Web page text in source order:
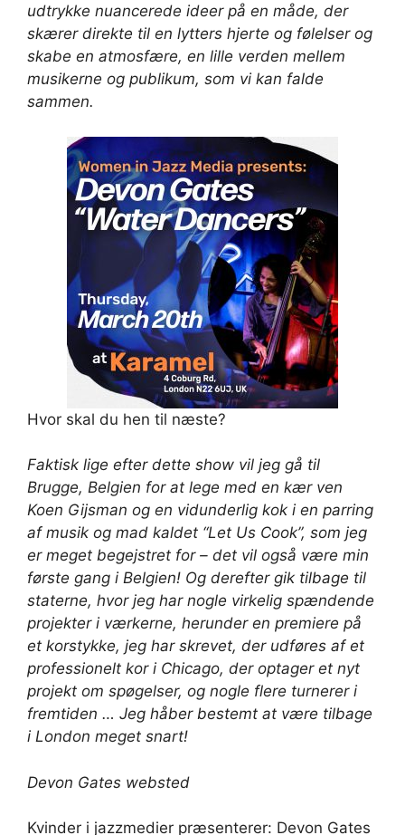
udtrykke nuancerede ideer på en måde, der
skærer direkte til en lytters hjerte og følelser og
skabe en atmosfære, en lille verden mellem
musikerne og publikum, som vi kan falde
sammen.
Hvor skal du hen til næste?
Faktisk lige efter dette show vil jeg gå til
Brugge, Belgien for at lege med en kær ven
Koen Gijsman og en vidunderlig kok i en parring
af musik og mad kaldet “Let Us Cook”, som jeg
er meget begejstret for – det vil også være min
første gang i Belgien! Og derefter gik tilbage til
staterne, hvor jeg har nogle virkelig spændende
projekter i værkerne, herunder en premiere på
et korstykke, jeg har skrevet, der udføres af et
professionelt kor i Chicago, der optager et nyt
projekt om spøgelser, og nogle flere turnerer i
fremtiden … Jeg håber bestemt at være tilbage
i London meget snart!
Devon Gates websted
Kvinder i jazzmedier præsenterer: Devon Gates